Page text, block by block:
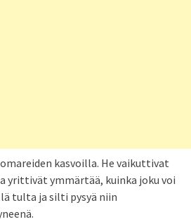
kasvoilla. He vaikuttivat
yrittivät ymmärtää, kuinka joku voi
tulta ja silti pysyä niin